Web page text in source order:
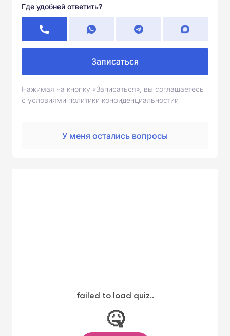
Где удобней ответить?
Записаться
Нажимая на кнопку «Записаться», вы соглашаетесь
с условиями политики конфиденциальностии
У меня остались вопросы